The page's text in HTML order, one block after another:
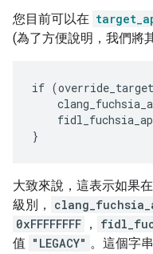
您目前可以在
(為了方便說明，我們將
if
大致來說，這表示如果
級別，
0xFFFFFFFF ，
值 "LEGACY" 。這個字